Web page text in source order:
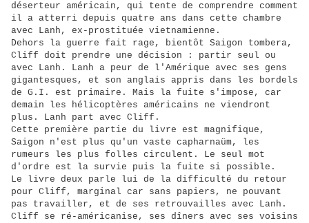
déserteur américain, qui tente de comprendre comment
il a atterri depuis quatre ans dans cette chambre
avec Lanh, ex-prostituée vietnamienne.
Dehors la guerre fait rage, bientôt Saigon tombera,
Cliff doit prendre une décision : partir seul ou
avec Lanh. Lanh a peur de l'Amérique avec ses gens
gigantesques, et son anglais appris dans les bordels
de G.I. est primaire. Mais la fuite s'impose, car
demain les hélicoptères américains ne viendront
plus. Lanh part avec Cliff.
Cette première partie du livre est magnifique,
Saigon n'est plus qu'un vaste capharnaüm, les
rumeurs les plus folles circulent. Le seul mot
d'ordre est la survie puis la fuite si possible.
Le livre deux parle lui de la difficulté du retour
pour Cliff, marginal car sans papiers, ne pouvant
pas travailler, et de ses retrouvailles avec Lanh.
Cliff se ré-américanise, ses dîners avec ses voisins